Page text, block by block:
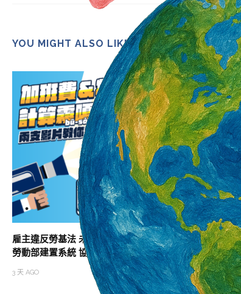
YOU MIGHT ALSO LIKE
雇主違反勞基法 未依法給付加班費居冠
勞動部建置系統 協助勞雇快速試算加班費
3 天 AGO
助攻職涯
班次
3 天 AGO